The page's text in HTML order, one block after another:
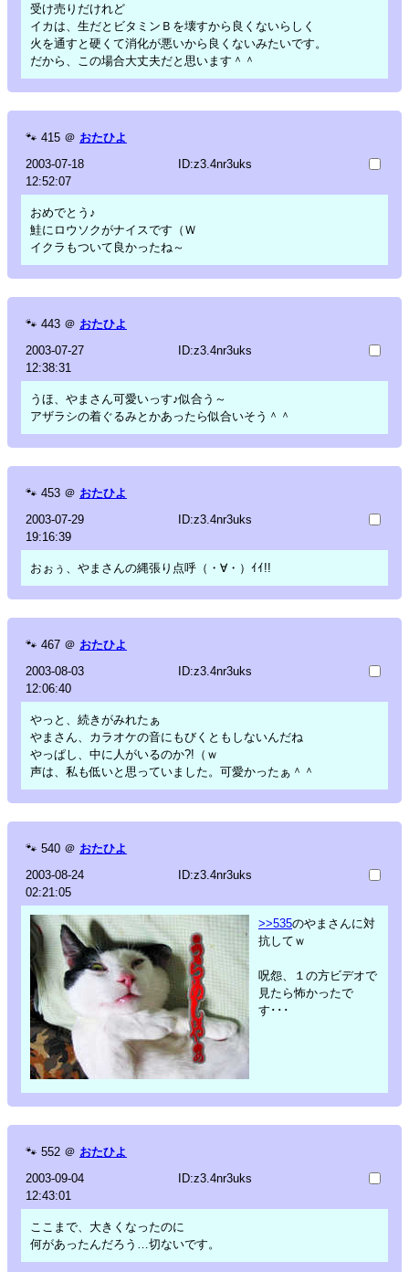
受け売りだけれど
イカは、生だとビタミンＢを壊すから良くないらしく
火を通すと硬くて消化が悪いから良くないみたいです。
だから、この場合大丈夫だと思います＾＾
🐾 415 ＠ おたひよ
2003-07-18
12:52:07
ID:z3.4nr3uks
おめでとう♪
鮭にロウソクがナイスです（Ｗ
イクラもついて良かったね～
🐾 443 ＠ おたひよ
2003-07-27
12:38:31
ID:z3.4nr3uks
うほ、やまさん可愛いっす♪似合う～
アザラシの着ぐるみとかあったら似合いそう＾＾
🐾 453 ＠ おたひよ
2003-07-29
19:16:39
ID:z3.4nr3uks
おぉぅ、やまさんの縄張り点呼（・∀・）ｲｲ!!
🐾 467 ＠ おたひよ
2003-08-03
12:06:40
ID:z3.4nr3uks
やっと、続きがみれたぁ
やまさん、カラオケの音にもびくともしないんだね
やっぱし、中に人がいるのか?!（ｗ
声は、私も低いと思っていました。可愛かったぁ＾＾
🐾 540 ＠ おたひよ
2003-08-24
02:21:05
ID:z3.4nr3uks
>>535のやまさんに対
抗してｗ
呪怨、１の方ビデオで
見たら怖かったで
す･･･
🐾 552 ＠ おたひよ
2003-09-04
12:43:01
ID:z3.4nr3uks
ここまで、大きくなったのに
何があったんだろう…切ないです。